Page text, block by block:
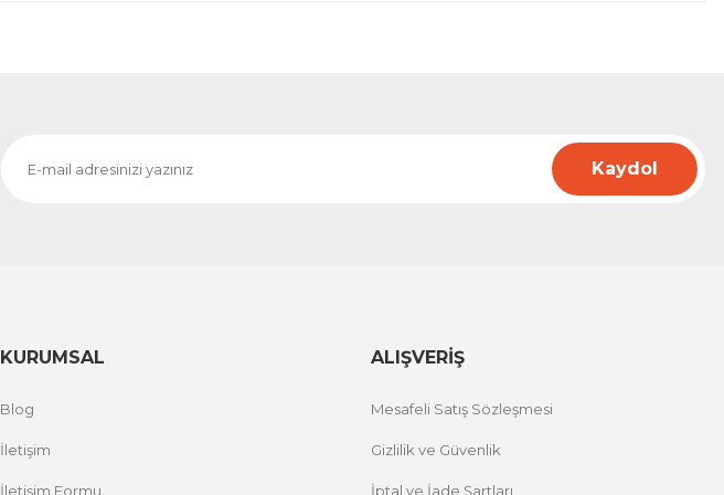
Kaydol
KURUMSAL
Blog
İletişim
İletişim Formu
ALIŞVERİŞ
Mesafeli Satış Sözleşmesi
Gizlilik ve Güvenlik
İptal ve İade Şartları